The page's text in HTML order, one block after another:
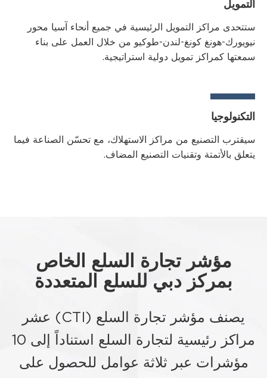
التمويل
ستتحدى مراكز التمويل الرئيسية في جميع أنحاء آسيا محور
نيويورك-هونغ كونغ-لندن-طوكيو من خلال العمل على بناء
سمعتها كمراكز تمويل دولية استراتيجية.
التكنولوجيا
سيقترب التصنيع من مراكز الاستهلاك، مع تحسّن الصناعة فيما
يتعلق بالأتمتة وتقنيات التصنيع المضاف.
مؤشر تجارة السلع الخاص
بمركز دبي للسلع المتعددة
يصنف مؤشر تجارة السلع (CTI) عشر
مراكز رئيسية لتجارة السلع استناداً إلى 10
مؤشرات عبر ثلاثة عوامل للحصول على